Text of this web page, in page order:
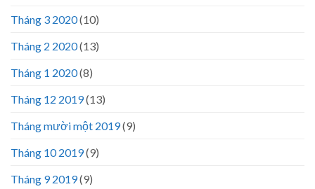
Tháng 3 2020(10)
Tháng 2 2020(13)
Tháng 1 2020(8)
Tháng 12 2019(13)
Tháng mười một 2019(9)
Tháng 10 2019(9)
Tháng 9 2019(9)